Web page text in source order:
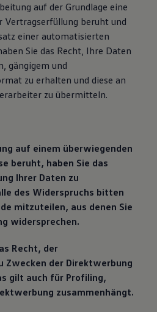
auf der Grundlage eine
Vertragserfüllung beruht und
einer automatisierten
Sie das Recht, Ihre Daten
gängigem und
zu erhalten und diese an
zu übermitteln.
auf einem überwiegenden
beruht, haben Sie das
Ihrer Daten zu
des Widerspruchs bitten
mitzuteilen, aus denen Sie
widersprechen.
Recht, der
Zwecken der Direktwerbung
gilt auch für Profiling,
zusammenhängt.